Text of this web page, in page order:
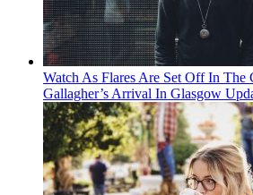
Watch As Flares Are Set Off In
Gallagher’s Arrival In Glasgow